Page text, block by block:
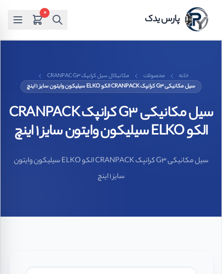
پارس یدک 0
خانه محصولات
مکانیکال سیل کرانپک CRANPAC G3
سیل مکانیکی G3 کرانپک CRANPACK الکو ELKO سیلیکون وایتون سایز ۱ اینچ
سیل مکانیکی G3 کرانپک CRANPACK
الکو ELKO سیلیکون وایتون سایز ۱ اینچ
سیل مکانیکی G3 کرانپک CRANPACK الکو ELKO سیلیکون وایتون
سایز ۱ اینچ